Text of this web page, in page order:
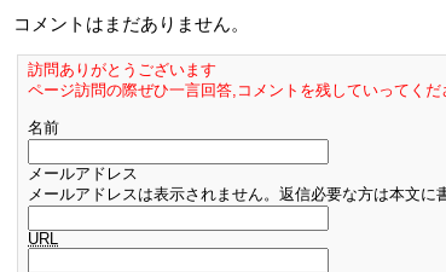
コメントはまだありません。
訪問ありがとうございます
ページ訪問の際ぜひ一言回答,コメントを残していってくだ
名前
メールアドレス
メールアドレスは表示されません。返信必要な方は本文に
URL